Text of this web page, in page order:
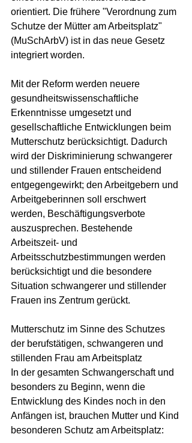
orientiert. Die frühere "Verordnung zum
Schutze der Mütter am Arbeitsplatz"
(MuSchArbV) ist in das neue Gesetz
integriert worden.
Mit der Reform werden neuere
gesundheitswissenschaftliche
Erkenntnisse umgesetzt und
gesellschaftliche Entwicklungen beim
Mutterschutz berücksichtigt. Dadurch
wird der Diskriminierung schwangerer
und stillender Frauen entscheidend
entgegengewirkt; den Arbeitgebern und
Arbeitgeberinnen soll erschwert
werden, Beschäftigungsverbote
auszusprechen. Bestehende
Arbeitszeit- und
Arbeitsschutzbestimmungen werden
berücksichtigt und die besondere
Situation schwangerer und stillender
Frauen ins Zentrum gerückt.
Mutterschutz im Sinne des Schutzes
der berufstätigen, schwangeren und
stillenden Frau am Arbeitsplatz
In der gesamten Schwangerschaft und
besonders zu Beginn, wenn die
Entwicklung des Kindes noch in den
Anfängen ist, brauchen Mutter und Kind
besonderen Schutz am Arbeitsplatz: